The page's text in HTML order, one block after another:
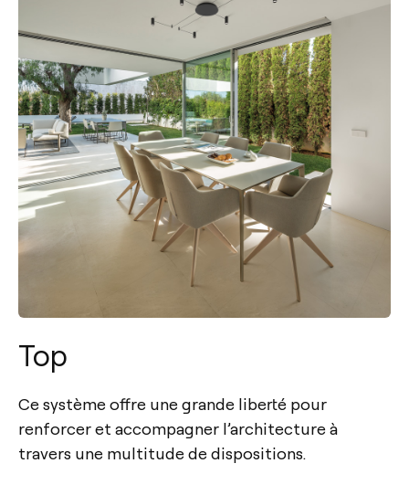
Top
Ce système offre une grande liberté pour
renforcer et accompagner l’architecture à
travers une multitude de dispositions.